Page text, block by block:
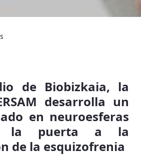
de Biobizkaia, la
desarrolla un
en neuroesferas
la puerta a la
de la esquizofrenia